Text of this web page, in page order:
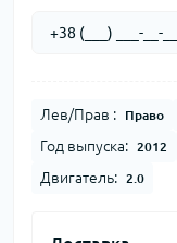
Лев/Прав : Право
Год выпуска: 2012
Двигатель: 2.0